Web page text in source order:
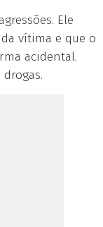
Ele
vítima e que o
acidental.